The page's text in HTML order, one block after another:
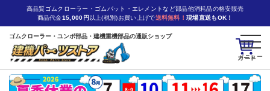
カート
高品質ゴムクローラー・ゴムパット・エレメントなど部品他消耗品の格安販売
商品代金15,000円 以上(税別)お買い上げで送料無料！ 現場直送もOK！
ゴムクローラー・ユンボ部品・建機重機部品の通販ショップ